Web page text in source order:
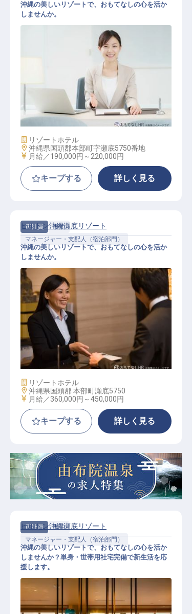
経理事務（ファイナンスクラーク）
沖縄の美しいリゾートで、おもてなしの心を活か
しませんか。
施設業態
リゾートホテル
勤務地
沖縄県国頭郡本部町字瀬底5750番地
給与
月給／190,000円～ 220,000円
キープする 詳しく見る
正社員
宿泊
マネージャー・支配人（宿泊部門）
フロントデューティマネージャー
ヒルトン沖縄瀬底リゾート
沖縄の美しいリゾートで、おもてなしの心を活か
しませんか。
施設業態
リゾートホテル
勤務地
沖縄県国頭郡 本部町瀬底5750
給与
月給／360,000円～450,000円
キープする 詳しく見る
正社員
宿泊
マネージャー・支配人（宿泊部門）
ヒルトン沖縄瀬底リゾート
沖縄の美しいリゾートで、おもてなしの心を活か
しませんか？単身・世帯用社宅完備で新生活を応
援します。